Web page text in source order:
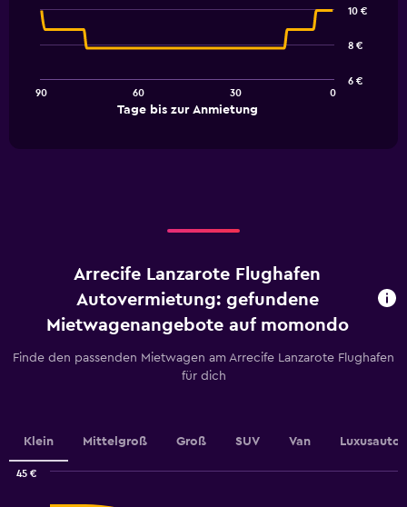
chart
with
The
Anmietung.
categories.
chart
displaying
values.
Range:
Tage bis zur Anmietung
90 60 30 0
6 €
8 €
10 €
Arrecife Lanzarote Flughafen
Autovermietung: gefundene
Mietwagenangebote auf momondo
Finde den passenden Mietwagen am Arrecife Lanzarote Flughafen
für dich
Klein Mittelgroß Groß SUV Van Luxusauto
45 €